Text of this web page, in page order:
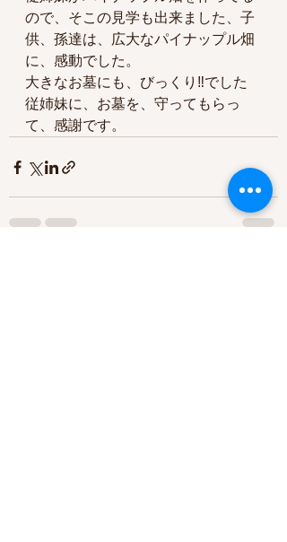
ので、そこの見学も出来ました、子
供、孫達は、広大なパイナップル畑
に、感動でした。
大きなお墓にも、びっくり‼️でした
従姉妹に、お墓を、守ってもらっ
て、感謝です。